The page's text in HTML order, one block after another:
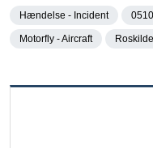
Hændelse - Incident
Motorfly - Aircraft